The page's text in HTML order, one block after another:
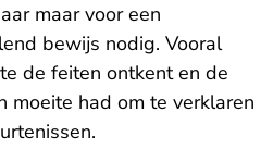
maar voor een
bewijs nodig. Vooral
de feiten ontkent en de
moeite had om te verklaren